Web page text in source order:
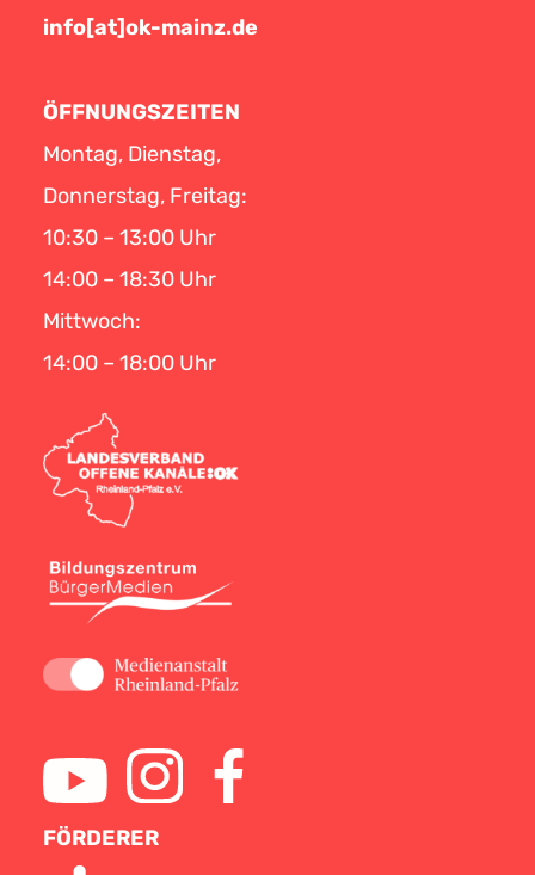
info[at]ok-mainz.de
ÖFFNUNGSZEITEN
Montag, Dienstag,
Donnerstag, Freitag:
10:30 – 13:00 Uhr
14:00 – 18:30 Uhr
Mittwoch:
14:00 – 18:00 Uhr
FÖRDERER